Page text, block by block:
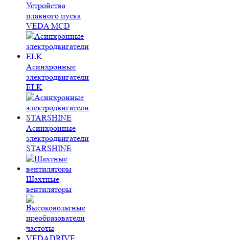
Устройства
плавного пуска
VEDA MCD
Асинхронные
электродвигатели
ELK
Асинхронные
электродвигатели
STARSHINE
Шахтные
вентиляторы